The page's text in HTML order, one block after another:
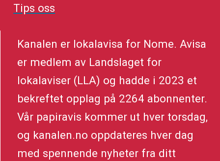
Tips oss
Kanalen er lokalavisa for Nome. Avisa
er medlem av Landslaget for
lokalaviser (LLA) og hadde i 2023 et
bekreftet opplag på 2264 abonnenter.
Vår papiravis kommer ut hver torsdag,
og kanalen.no oppdateres hver dag
med spennende nyheter fra ditt